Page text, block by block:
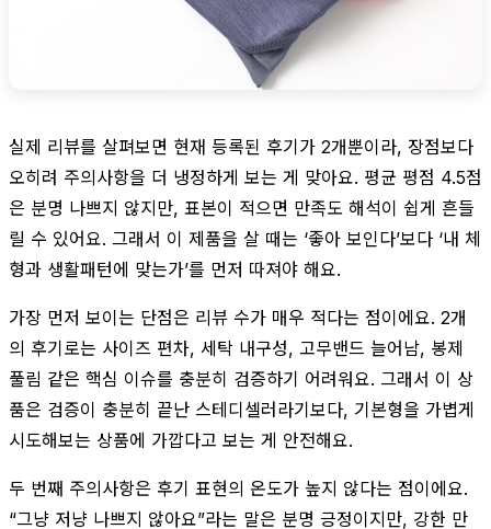
실제 리뷰를 살펴보면 현재 등록된 후기가 2개뿐이라, 장점보다
오히려 주의사항을 더 냉정하게 보는 게 맞아요. 평균 평점 4.5점
은 분명 나쁘지 않지만, 표본이 적으면 만족도 해석이 쉽게 흔들
릴 수 있어요. 그래서 이 제품을 살 때는 ‘좋아 보인다’보다 ‘내 체
형과 생활패턴에 맞는가’를 먼저 따져야 해요.
가장 먼저 보이는 단점은 리뷰 수가 매우 적다는 점이에요. 2개
의 후기로는 사이즈 편차, 세탁 내구성, 고무밴드 늘어남, 봉제
풀림 같은 핵심 이슈를 충분히 검증하기 어려워요. 그래서 이 상
품은 검증이 충분히 끝난 스테디셀러라기보다, 기본형을 가볍게
시도해보는 상품에 가깝다고 보는 게 안전해요.
두 번째 주의사항은 후기 표현의 온도가 높지 않다는 점이에요.
“그냥 저냥 나쁘지 않아요”라는 말은 분명 긍정이지만, 강한 만